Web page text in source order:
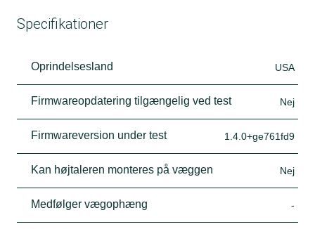
Specifikationer
Oprindelsesland USA
Firmwareopdatering tilgængelig ved test Nej
Firmwareversion under test 1.4.0+ge761fd9
Kan højtaleren monteres på væggen Nej
Medfølger vægophæng -